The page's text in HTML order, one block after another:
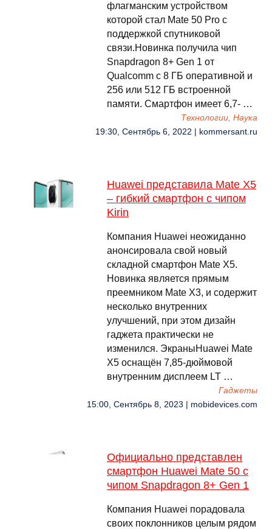
флагманским устройством
которой стал Mate 50 Pro с
поддержкой спутниковой
связи.Новинка получила чип
Snapdragon 8+ Gen 1 от
Qualcomm с 8 ГБ оперативной и
256 или 512 ГБ встроенной
памяти. Смартфон имеет 6,7- …
Технологии, Наука
19:30, Сентябрь 6, 2022 | kommersant.ru
Huawei представила Mate X5
– гибкий смартфон с чипом
Kirin
Компания Huawei неожиданно
анонсировала свой новый
складной смартфон Mate X5.
Новинка является прямым
преемником Mate X3, и содержит
несколько внутренних
улучшений, при этом дизайн
гаджета практически не
изменился. ЭкраныHuawei Mate
X5 оснащён 7,85-дюймовой
внутренним дисплеем LT …
Гаджеты
15:00, Сентябрь 8, 2023 | mobidevices.com
Официально представлен
смартфон Huawei Mate 50 с
чипом Snapdragon 8+ Gen 1
Компания Huawei порадовала
своих поклонников целым рядом